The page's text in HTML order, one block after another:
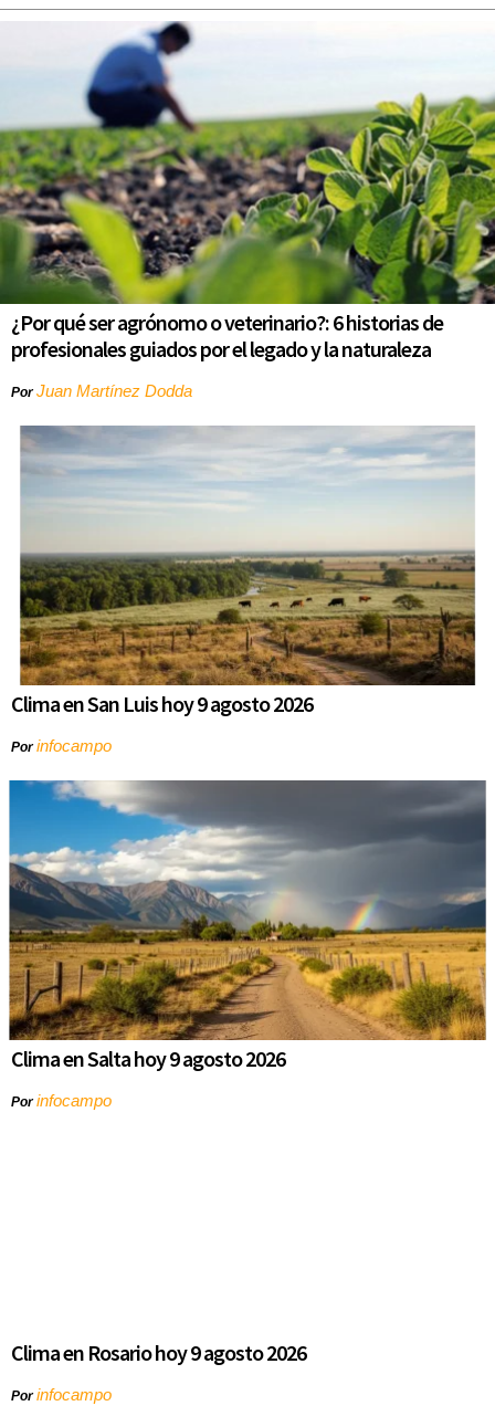
¿Por qué ser agrónomo o veterinario?: 6 historias de
profesionales guiados por el legado y la naturaleza
PorJuan Martínez Dodda
Clima en San Luis hoy 9 agosto 2026
Porinfocampo
Clima en Salta hoy 9 agosto 2026
Porinfocampo
Clima en Rosario hoy 9 agosto 2026
Porinfocampo